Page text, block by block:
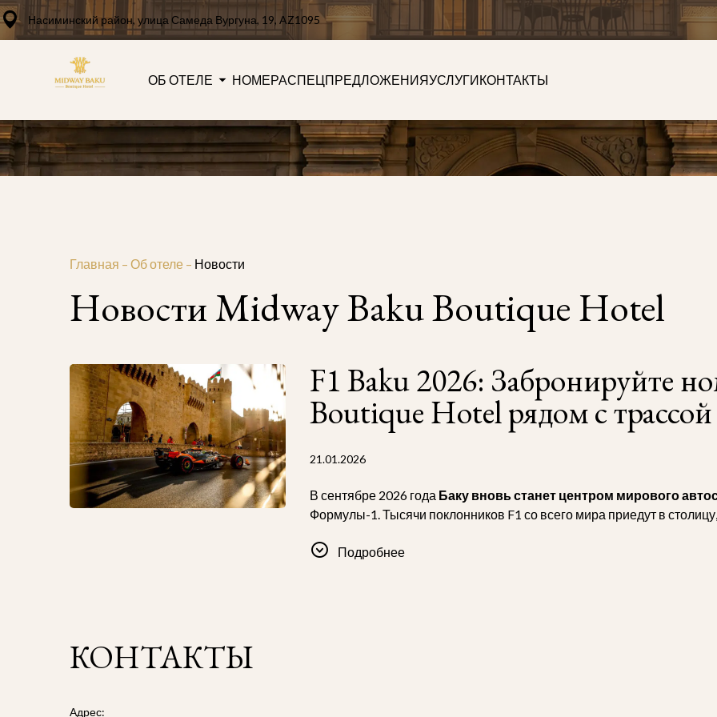
Насиминский район, улица Самеда Вургуна, 19, AZ1095
ОБ ОТЕЛЕ НОМЕРАСПЕЦПРЕДЛОЖЕНИЯУСЛУГИКОНТАКТЫ
Главная – Об отеле – Новости
Новости Midway Baku Boutique Hotel
F1 Baku 2026: Забронируйте
Boutique Hotel рядом с
21.01.2026
В сентябре 2026 года Баку вновь станет центром мирового
Формулы-1. Тысячи поклонников F1 со всего мира приедут в
Подробнее
КОНТАКТЫ
Адрес: